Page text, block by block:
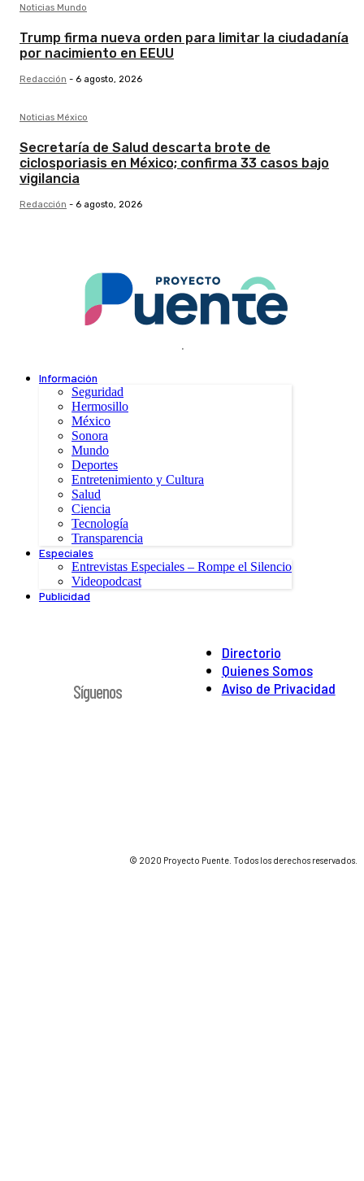
Noticias Mundo
Trump firma nueva orden para limitar la ciudadanía
por nacimiento en EEUU
Redacción - 6 agosto, 2026
Noticias México
Secretaría de Salud descarta brote de
ciclosporiasis en México; confirma 33 casos bajo
vigilancia
Redacción - 6 agosto, 2026
.
Información
Seguridad
Hermosillo
México
Sonora
Mundo
Deportes
Entretenimiento y Cultura
Salud
Ciencia
Tecnología
Transparencia
Especiales
Entrevistas Especiales – Rompe el Silencio
Videopodcast
Publicidad
Directorio
Quienes Somos
Aviso de Privacidad
Síguenos
© 2020 Proyecto Puente. Todos los derechos reservados.